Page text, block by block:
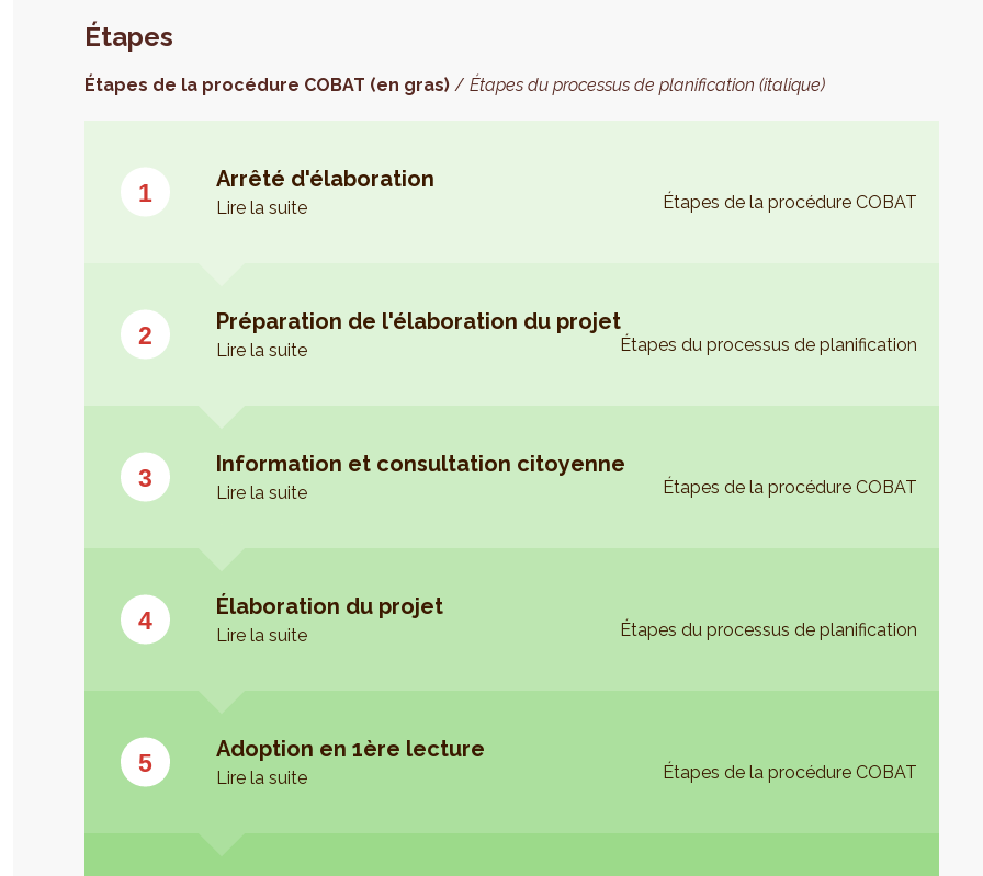
Étapes
Étapes de la procédure COBAT (en gras) /Étapes du processus de planification (italique)
Arrêté d'élaboration
Lire la suite Étapes de la procédure COBAT
Préparation de l'élaboration du projet
Lire la suite Étapes du processus de planification
Information et consultation citoyenne
Lire la suite Étapes de la procédure COBAT
Élaboration du projet
Lire la suite Étapes du processus de planification
Adoption en 1ère lecture
Lire la suite Étapes de la procédure COBAT